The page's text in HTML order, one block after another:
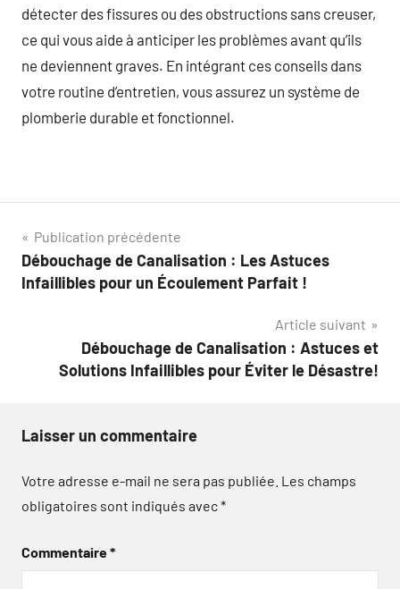
détecter des fissures ou des obstructions sans creuser,
ce qui vous aide à anticiper les problèmes avant qu’ils
ne deviennent graves. En intégrant ces conseils dans
votre routine d’entretien, vous assurez un système de
plomberie durable et fonctionnel.
Navigation
de
Publication précédente
Débouchage de Canalisation : Les Astuces
Infaillibles pour un Écoulement Parfait !
Article suivant
Débouchage de Canalisation : Astuces et
Solutions Infaillibles pour Éviter le Désastre!
Laisser un commentaire
Votre adresse e-mail ne sera pas publiée. Les champs
obligatoires sont indiqués avec*
Commentaire*